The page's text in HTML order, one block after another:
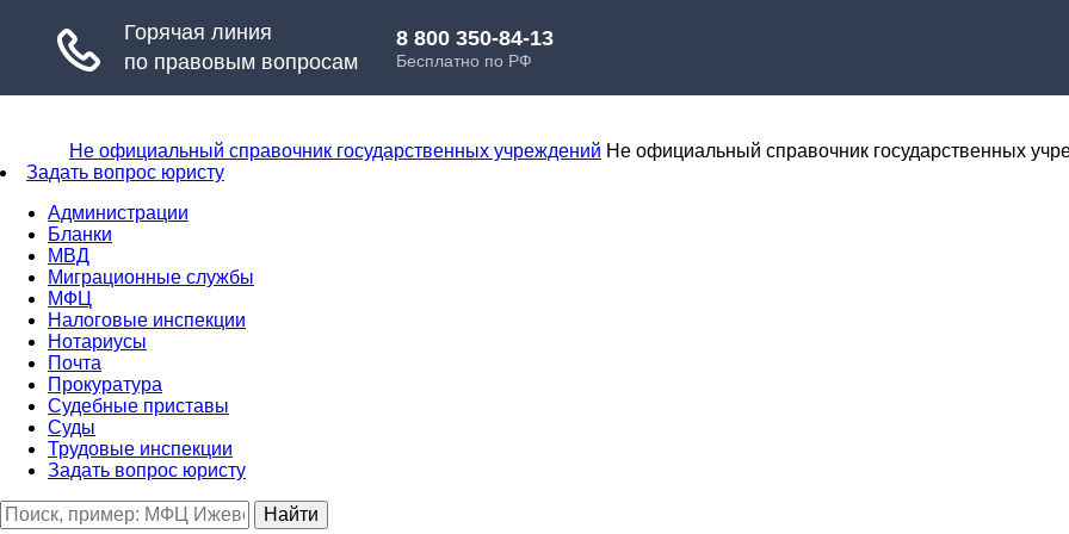
Не официальный справочник государственных учреждений Не официальный справочник государственных
Задать вопрос юристу
Администрации
Бланки
МВД
Миграционные службы
МФЦ
Налоговые инспекции
Нотариусы
Почта
Прокуратура
Судебные приставы
Суды
Трудовые инспекции
Задать вопрос юристу